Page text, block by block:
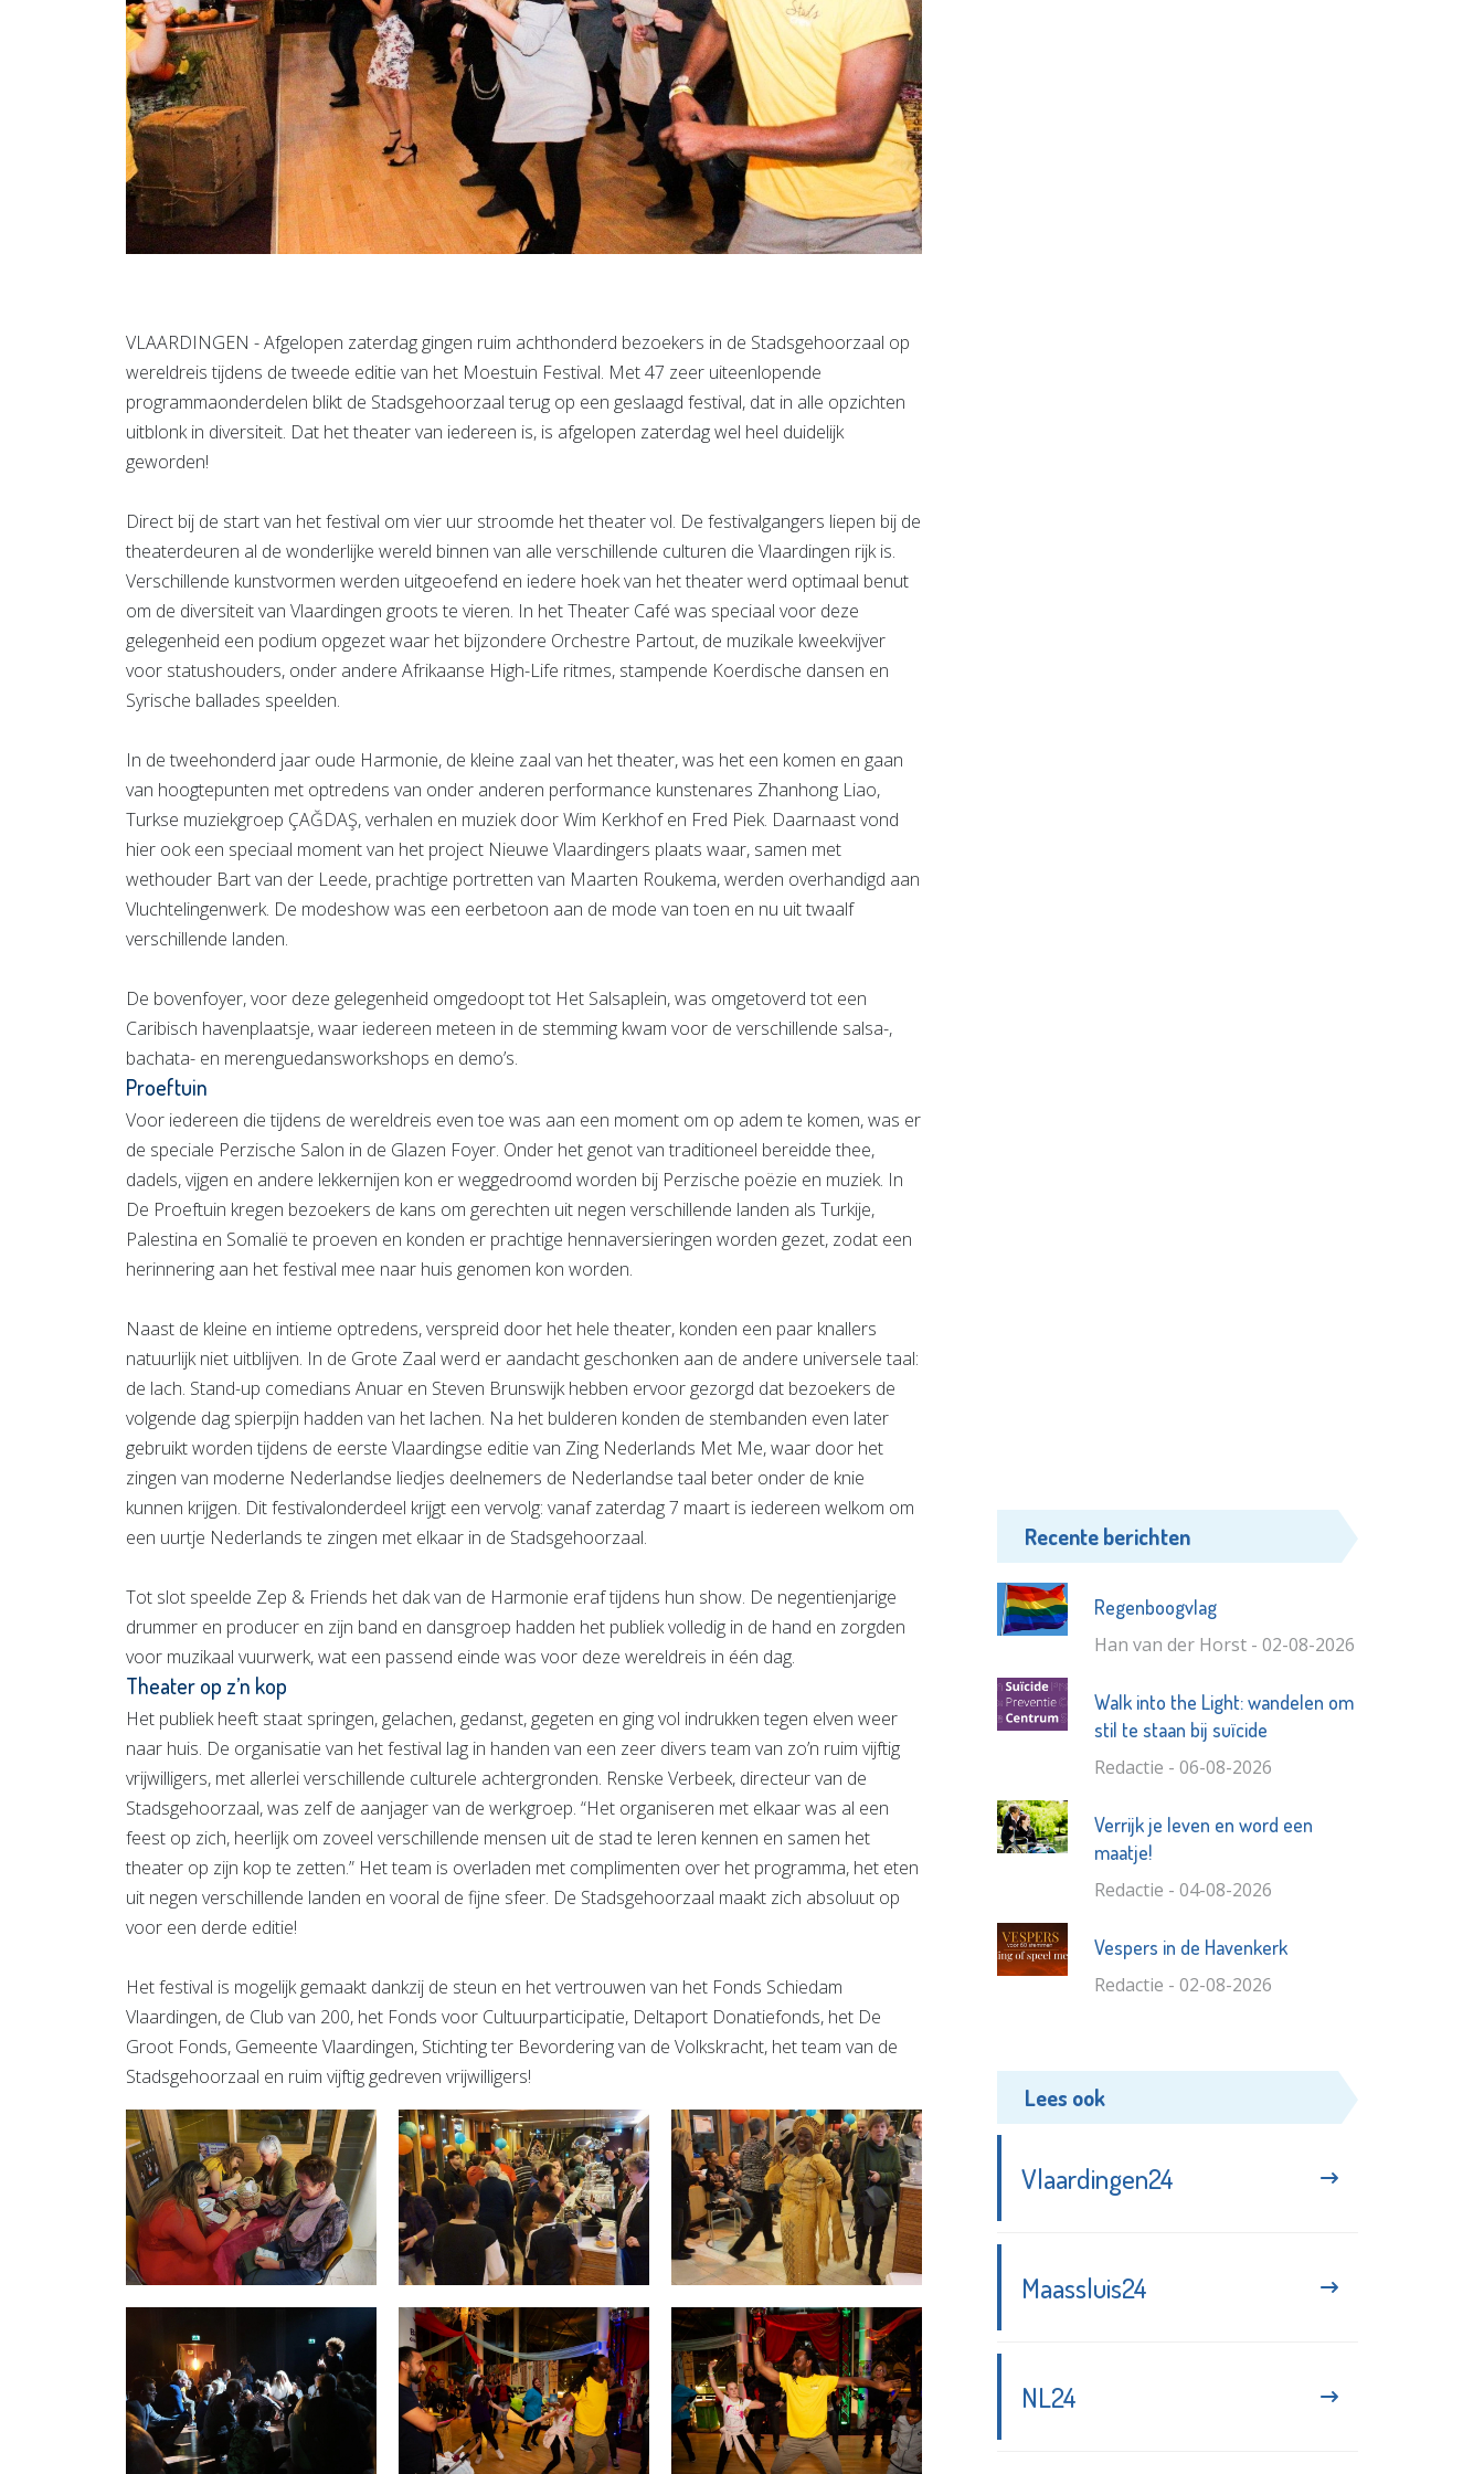
VLAARDINGEN - Afgelopen zaterdag gingen ruim achthonderd bezoekers in de Stadsgehoorzaal op
wereldreis tijdens de tweede editie van het Moestuin Festival. Met 47 zeer uiteenlopende
programmaonderdelen blikt de Stadsgehoorzaal terug op een geslaagd festival, dat in alle opzichten
uitblonk in diversiteit. Dat het theater van iedereen is, is afgelopen zaterdag wel heel duidelijk
geworden!
Direct bij de start van het festival om vier uur stroomde het theater vol. De festivalgangers liepen bij de
theaterdeuren al de wonderlijke wereld binnen van alle verschillende culturen die Vlaardingen rijk is.
Verschillende kunstvormen werden uitgeoefend en iedere hoek van het theater werd optimaal benut
om de diversiteit van Vlaardingen groots te vieren. In het Theater Café was speciaal voor deze
gelegenheid een podium opgezet waar het bijzondere Orchestre Partout, de muzikale kweekvijver
voor statushouders, onder andere Afrikaanse High-Life ritmes, stampende Koerdische dansen en
Syrische ballades speelden.
In de tweehonderd jaar oude Harmonie, de kleine zaal van het theater, was het een komen en gaan
van hoogtepunten met optredens van onder anderen performance kunstenares Zhanhong Liao,
Turkse muziekgroep ÇAĞDAŞ, verhalen en muziek door Wim Kerkhof en Fred Piek. Daarnaast vond
hier ook een speciaal moment van het project Nieuwe Vlaardingers plaats waar, samen met
wethouder Bart van der Leede, prachtige portretten van Maarten Roukema, werden overhandigd aan
Vluchtelingenwerk. De modeshow was een eerbetoon aan de mode van toen en nu uit twaalf
verschillende landen.
De bovenfoyer, voor deze gelegenheid omgedoopt tot Het Salsaplein, was omgetoverd tot een
Caribisch havenplaatsje, waar iedereen meteen in de stemming kwam voor de verschillende salsa-,
bachata- en merenguedansworkshops en demo’s.
Proeftuin
Voor iedereen die tijdens de wereldreis even toe was aan een moment om op adem te komen, was er
de speciale Perzische Salon in de Glazen Foyer. Onder het genot van traditioneel bereidde thee,
dadels, vijgen en andere lekkernijen kon er weggedroomd worden bij Perzische poëzie en muziek. In
De Proeftuin kregen bezoekers de kans om gerechten uit negen verschillende landen als Turkije,
Palestina en Somalië te proeven en konden er prachtige hennaversieringen worden gezet, zodat een
herinnering aan het festival mee naar huis genomen kon worden.
Naast de kleine en intieme optredens, verspreid door het hele theater, konden een paar knallers
natuurlijk niet uitblijven. In de Grote Zaal werd er aandacht geschonken aan de andere universele taal:
de lach. Stand-up comedians Anuar en Steven Brunswijk hebben ervoor gezorgd dat bezoekers de
volgende dag spierpijn hadden van het lachen. Na het bulderen konden de stembanden even later
gebruikt worden tijdens de eerste Vlaardingse editie van Zing Nederlands Met Me, waar door het
zingen van moderne Nederlandse liedjes deelnemers de Nederlandse taal beter onder de knie
kunnen krijgen. Dit festivalonderdeel krijgt een vervolg: vanaf zaterdag 7 maart is iedereen welkom om
een uurtje Nederlands te zingen met elkaar in de Stadsgehoorzaal.
Tot slot speelde Zep & Friends het dak van de Harmonie eraf tijdens hun show. De negentienjarige
drummer en producer en zijn band en dansgroep hadden het publiek volledig in de hand en zorgden
voor muzikaal vuurwerk, wat een passend einde was voor deze wereldreis in één dag.
Theater op z’n kop
Het publiek heeft staat springen, gelachen, gedanst, gegeten en ging vol indrukken tegen elven weer
naar huis. De organisatie van het festival lag in handen van een zeer divers team van zo’n ruim vijftig
vrijwilligers, met allerlei verschillende culturele achtergronden. Renske Verbeek, directeur van de
Stadsgehoorzaal, was zelf de aanjager van de werkgroep. “Het organiseren met elkaar was al een
feest op zich, heerlijk om zoveel verschillende mensen uit de stad te leren kennen en samen het
theater op zijn kop te zetten.” Het team is overladen met complimenten over het programma, het eten
uit negen verschillende landen en vooral de fijne sfeer. De Stadsgehoorzaal maakt zich absoluut op
voor een derde editie!
Het festival is mogelijk gemaakt dankzij de steun en het vertrouwen van het Fonds Schiedam
Vlaardingen, de Club van 200, het Fonds voor Cultuurparticipatie, Deltaport Donatiefonds, het De
Groot Fonds, Gemeente Vlaardingen, Stichting ter Bevordering van de Volkskracht, het team van de
Stadsgehoorzaal en ruim vijftig gedreven vrijwilligers!
Recente berichten
Regenboogvlag
Han van der Horst - 02-08-2026
Walk into the Light: wandelen om
stil te staan bij suïcide
Redactie - 06-08-2026
Verrijk je leven en word een
maatje!
Redactie - 04-08-2026
Vespers in de Havenkerk
Redactie - 02-08-2026
Lees ook
Vlaardingen24
Maassluis24
NL24